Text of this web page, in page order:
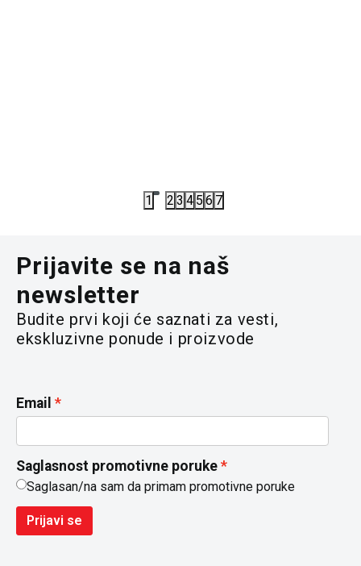
1 2 3 4 5 6 7
Prijavite se na naš
newsletter
Budite prvi koji će saznati za vesti,
ekskluzivne ponude i proizvode
Email
Saglasnost promotivne poruke
Saglasan/na sam da primam promotivne poruke
Prijavi se